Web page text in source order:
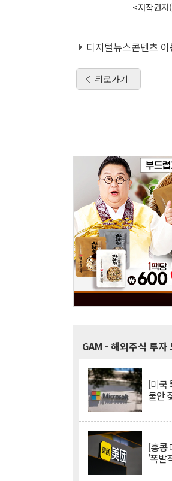
<저작권
디지털뉴스콘텐츠
뒤로가기
GAM - 해외주식 투자
[미국
불안
[홍콩
'폭발